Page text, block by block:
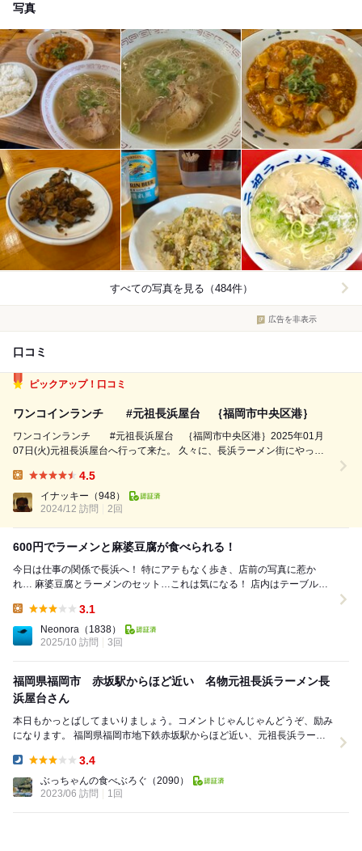
写真
すべての写真を見る（484件）
広告を非表示
口コミ
ピックアップ！口コミ
ワンコインランチ #元祖長浜屋台 ｛福岡市中央区港｝
ワンコインランチ #元祖長浜屋台 ｛福岡市中央区港｝2025年01月
07日(火)元祖長浜屋台へ行って来た。 久々に、長浜ラーメン街にやって
4.5
イナッキー （948）
2024/12 訪問
2回
600円でラーメンと麻婆豆腐が食べられる！
今日は仕事の関係で長浜へ！ 特にアテもなく歩き、店前の写真に惹か
れ… 麻婆豆腐とラーメンのセット…これは気になる！ 店内はテーブル席
3.1
Neonora （1838）
2025/10 訪問
3回
福岡県福岡市 赤坂駅からほど近い 名物元祖長浜ラーメン長
浜屋台さん
本日もかっとばしてまいりましょう。コメントじゃんじゃんどうぞ、励み
になります。 福岡県福岡市地下鉄赤坂駅からほど近い、元祖長浜ラーメ
3.4
ぶっちゃんの食べぶろぐ （2090）
2023/06 訪問
1回